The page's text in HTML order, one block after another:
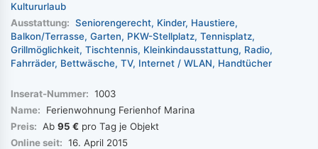
Kultururlaub
Ausstattung: Seniorengerecht Kinder Haustiere
Balkon/Terrasse Garten PKW-Stellplatz Tennisplatz
Grillmöglichkeit Tischtennis Kleinkindausstattung Radio
Fahrräder Bettwäsche TV Internet / WLAN Handtücher
Inserat-Nummer: 1003
Name:
Ferienwohnung Ferienhof Marina
Preis: Ab 95 € pro Tag je Objekt
Online seit: 16. April 2015